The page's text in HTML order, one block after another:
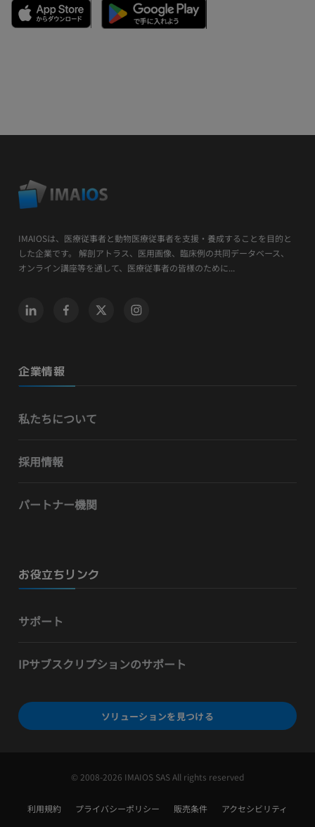
IMAIOSは、医療従事者と動物医療従事者を支援・養成することを目的と
した企業です。 解剖アトラス、医用画像、臨床例の共同データベース、
オンライン講座等を通して、医療従事者の皆様のために...
企業情報
私たちについて
採用情報
パートナー機関
お役立ちリンク
サポート
IPサブスクリプションのサポート
ソリューションを見つける
© 2008-2026 IMAIOS SAS All rights reserved
利用規約 プライバシーポリシー 販売条件 アクセシビリティ